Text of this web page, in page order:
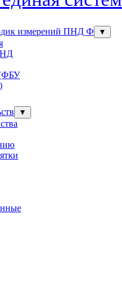
измерений ПНД Ф ▼
▼